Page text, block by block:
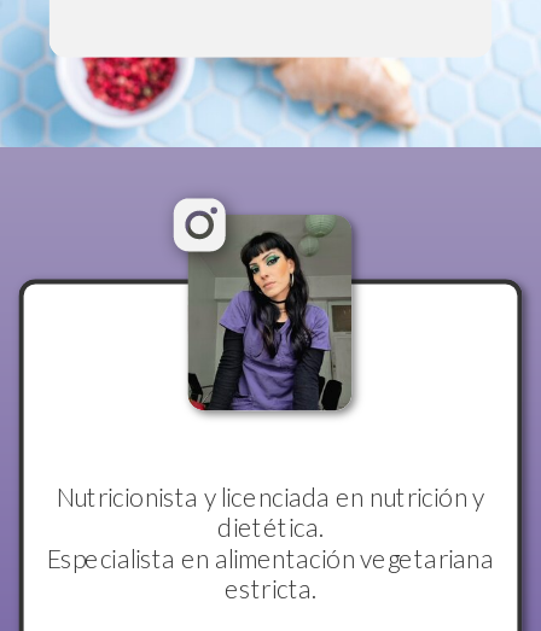
Nutricionista y licenciada en nutrición y
dietética.
Especialista en alimentación vegetariana
estricta.